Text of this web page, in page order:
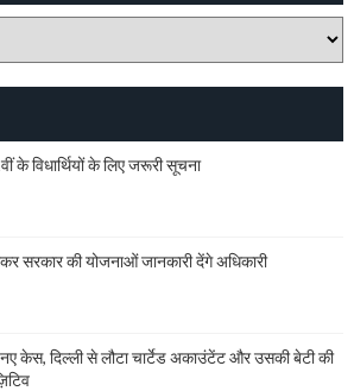
के विधार्थियों के लिए जरूरी सूचना
सरकार की योजनाओं जानकारी देंगे अधिकारी
केस, दिल्ली से लौटा चार्टेड अकाउंटेंट और उसकी बेटी की